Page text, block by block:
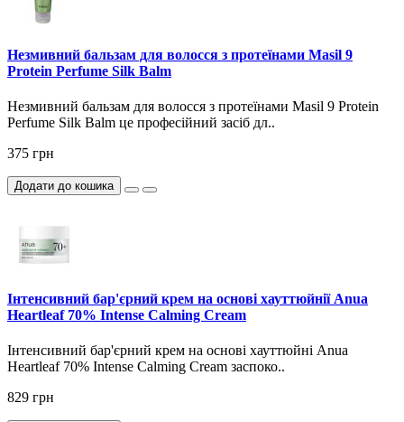
Незмивний бальзам для волосся з протеїнами Masil 9
Protein Perfume Silk Balm
Незмивний бальзам для волосся з протеїнами Masil 9 Protein
Perfume Silk Balm це професійний засіб дл..
375 грн
Додати до кошика
Інтенсивний бар'єрний крем на основі хауттюйнії Anua
Heartleaf 70% Intense Calming Cream
Інтенсивний бар'єрний крем на основі хауттюйні Anua
Heartleaf 70% Intense Calming Cream заспоко..
829 грн